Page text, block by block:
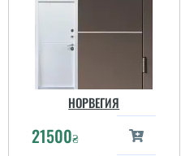
НОРВЕГИЯ
21500₴